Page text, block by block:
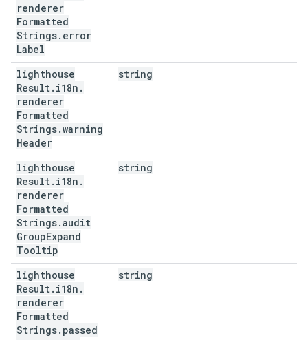
renderer
Formatted
Strings. error
Label
lighthouse
Result. i18n .
renderer
Formatted
Strings.warning
Header
string
lighthouse
Result. i18n .
renderer
Formatted
Strings.audit
GroupExpand
Tooltip
string
lighthouse
Result. i18n .
renderer
Formatted
Strings. passed
string